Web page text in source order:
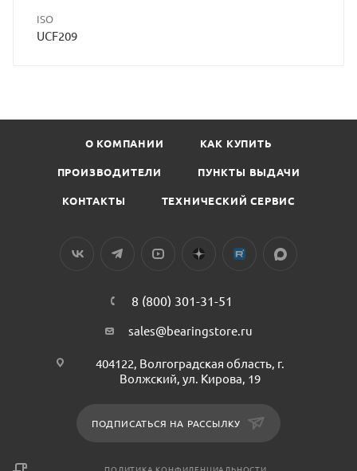
ISO
UCF209
О КОМПАНИИ КАК КУПИТЬ
ПРОИЗВОДИТЕЛИ ПУНКТЫ ВЫДАЧИ
КОНТАКТЫ ТЕХНИЧЕСКИЙ СЕРВИС
8 (800) 301-31-51
sales@bearingstore.ru
404122, Волгоградская область, г.
Волжский, ул. Кирова, 19
ПОДПИСАТЬСЯ НА РАССЫЛКУ